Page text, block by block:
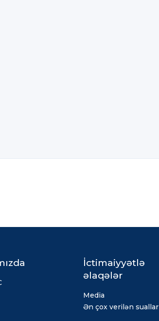
İctimaiyyətlə
əlaqələr
Media
Ən çox verilən suallar